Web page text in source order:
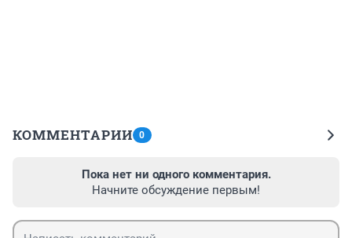
КОММЕНТАРИИ 0
Пока нет ни одного комментария.
Начните обсуждение первым!